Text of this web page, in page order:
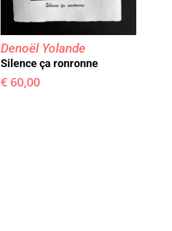
Denoël Yolande
Silence ça ronronne
€60,00